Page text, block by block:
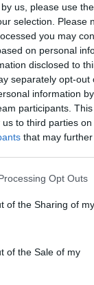
us, please use
selection. Please
you may
on personal
disclosed to
separately opt-out
information
participants.
to third parties on
that may
website/app uses
or usage
to Google and its
specified
Opt Outs
of the Sharing of my
of the Sale of my
inicio de
establecer un
y la
a la
sino
innovadores
es crucial
hizo
cada señal de